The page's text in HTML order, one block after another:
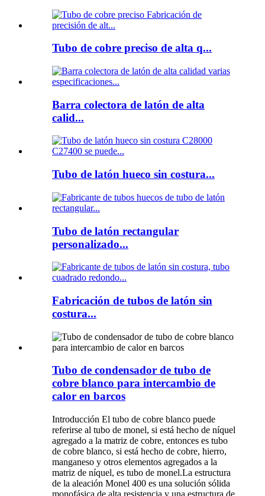
Tubo de cobre preciso de alta q...
Barra colectora de latón de alta
calid...
Tubo de latón hueco sin costura...
Tubo de latón rectangular
personalizado...
Fabricación de tubos de latón sin
costura...
Tubo de condensador de tubo de
cobre blanco para intercambio de
calor en barcos
Introducción El tubo de cobre blanco puede
referirse al tubo de monel, si está hecho de níquel
agregado a la matriz de cobre, entonces es tubo
de cobre blanco, si está hecho de cobre, hierro,
manganeso y otros elementos agregados a la
matriz de níquel, es tubo de monel.La estructura
de la aleación Monel 400 es una solución sólida